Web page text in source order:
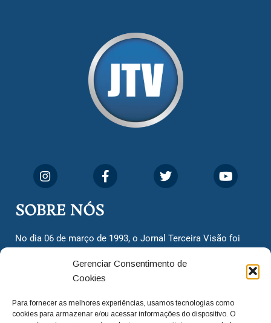
Gerenciar Consentimento de
Cookies
Para fornecer as melhores experiências, usamos tecnologias como
cookies para armazenar e/ou acessar informações do dispositivo. O
SOBRE NÓS
No dia 06 de março de 1993, o Jornal Terceira Visão foi
cidadãos valinhenses, já que naquela época só existiam
dois jornais. Há mais de 30 anos, o jornal continua
com o foco de trazer as melhores notícias. Nunca